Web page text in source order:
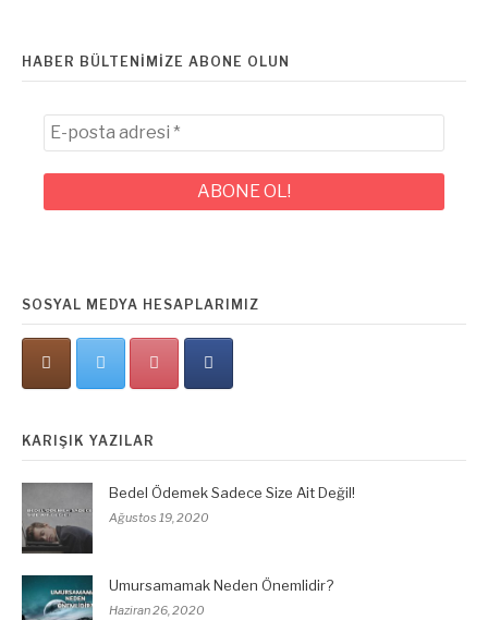
HABER BÜLTENIMIZE ABONE OLUN
E-
posta
adresi
SOSYAL MEDYA HESAPLARIMIZ
KARIŞIK YAZILAR
Bedel Ödemek Sadece Size Ait Değil!
Ağustos 19, 2020
Umursamamak Neden Önemlidir?
Haziran 26, 2020